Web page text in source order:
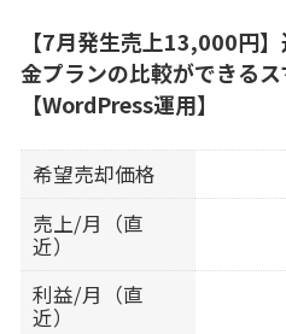
【7月発生売上13,000円
金プランの比較ができる
【WordPress運用】
希望売却価格
売上/月（直
近）
利益/月（直
近）